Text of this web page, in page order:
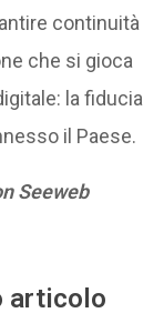
continuità
che si gioca
la fiducia
il Paese.
Seeweb
articolo